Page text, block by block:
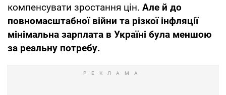
компенсувати зростання цін. Але й до
повномасштабної війни та різкої інфляції
мінімальна зарплата в Україні була меншою
за реальну потребу.